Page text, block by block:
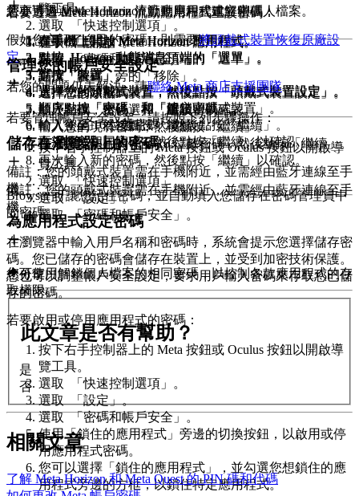
若要透過 Meta Horizon 流動應用程式建立密碼：
在手機上開啟 Meta Horizon 應用程式。
點按Horizon 動態消息頂端的「選單 」。
點按「裝置」。
選擇您的頭戴式裝置，然後點按「頭戴式裝置設定 」。
順序點按「密碼」和「建立密碼」。
輸入 4 至 16 位數密碼，然後點按「繼續 」。
再次輸入相同密碼，然後點按「繼續」以確認。
備註：您的頭戴式裝置需在手機附近，並需經由藍牙連線至手
機。
若要透過 Meta Horizon 流動應用程式重設密碼：
在手機上開啟 Meta Horizon 應用程式。
點按Horizon 動態消息頂端的「 選單」。
點按「裝置」。
選擇您的頭戴式裝置，然後點按「頭戴式裝置設定」。
順序點按「密碼」和「 重設密碼」。
輸入您的現有密碼，然後點按「繼續」。
輸入您要使用的 4 至 16 位數密碼，然後點按「繼續」。
再次輸入新的密碼，然後點按「 繼續 」以確認。
備註：您的頭戴式裝置需在手機附近，並需經由藍牙連線至手
機。
您亦可透過 Meta Horizon 流動應用程式解鎖個人檔案。
在手機上開啟 Meta Horizon 應用程式。
點按Horizon 動態消息頂端的「選單 」。
點按「裝置」。
選擇您的頭戴式裝置，然後點按「頭戴式裝置設定 」。
順序點按「密碼」和「解鎖頭戴式裝置 」。
輸入密碼，然後點按「繼續」。
覽工具。
選取
「快速控制選項 」。
選取「設定」。
選取「密碼和帳戶安全」。
選擇「密碼」旁的「移除 」。
選擇「移除密碼」。
輸入密碼，然後選擇「 繼續」以確認。
假如您忘記了自己的密碼，則需要將頭戴式裝置恢復原廠設
定。
若您的問題仍未解決，請聯絡 Meta 商店支援團隊。
管理您的帳戶安全設定
若要管理帳戶安全設定，請按照下列步驟操作：
按下右手控制器上的Meta 按鈕或Oculus 按鈕以開啟導
覽工具。
選取「快速控制選項」。
選取「設定」。
選取「密碼和帳戶安全 」。
儲存在瀏覽器上的密碼
Browser 可讓您記住密碼，並自動填入您儲存在密碼管理員中
的密碼。
在瀏覽器中輸入用戶名稱和密碼時，系統會提示您選擇儲存密
碼。您已儲存的密碼會儲存在裝置上，並受到加密技術保護。
您也可以調整帳戶安全設定，要求用戶輸入密碼來存取您已儲
存的密碼。
為應用程式設定密碼
您可使用解鎖個人檔案的相同密碼，以控制各款應用程式的存
取權限。
若要啟用或停用應用程式的密碼：
按下右手控制器上的 Meta 按鈕或 Oculus 按鈕 以開啟導
覽工具。
選取
「快速控制選項 」。
選取
「 設定 」。
選取「密碼和帳戶安全」。
使用「鎖住的應用程式 」旁邊的切換按鈕，以啟用或停
用應用程式密碼。
您可以選擇「 鎖住的應用程式 」，並勾選您想鎖住的應
用程式旁邊的方框，以鎖住特定應用程式。
分享
此文章是否有幫助？
是
否
相關文章
了解 Meta Horizo​​n 和 Meta Quest 的 PIN 碼和代碼